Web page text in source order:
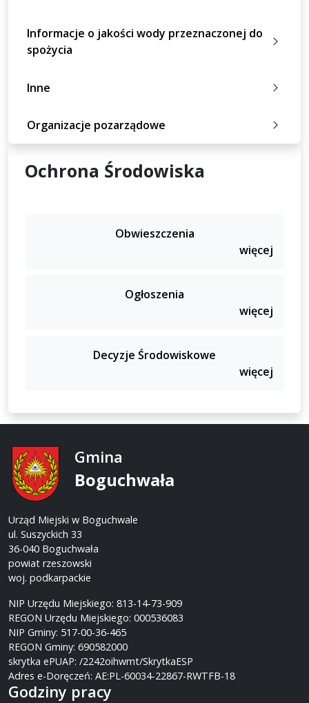
Informacje o jakości wody przeznaczonej do
spożycia
Inne
Organizacje pozarządowe
Ochrona Środowiska
Obwieszczenia
więcej
Ogłoszenia
więcej
Decyzje Środowiskowe
więcej
Gmina
Boguchwała
Urząd Miejski w Boguchwale
ul. Suszyckich 33
36-040 Boguchwała
powiat rzeszowski
woj. podkarpackie
NIP Urzędu Miejskiego: 813-14-73-909
REGON Urzędu Miejskiego: 000536083
NIP Gminy: 517-00-36-465
REGON Gminy: 690582000
skrytka ePUAP: /2242oihwmt/SkrytkaESP
Adres e-Doręczeń: AE:PL-60034-22867-RWTFB-18
Godziny pracy